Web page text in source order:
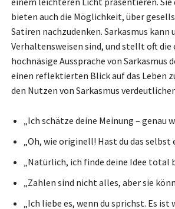
bieten auch die Möglichkeit, über
Satiren nachzudenken. Sarkasmus
Verhaltensweisen sind, und stellt oft
hochnäsige Aussprache von Sarkasmus
einen reflektierten Blick auf das Leben
den Nutzen von Sarkasmus
„Ich schätze deine Meinung – genau
„Oh, wie originell! Hast du das
„Natürlich, ich finde deine Idee total
„Zahlen sind nicht alles, aber sie
„Ich liebe es, wenn du sprichst. Es